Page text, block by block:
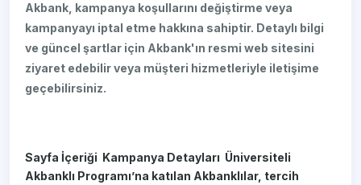
Akbank, kampanya koşullarını değiştirme veya
kampanyayı iptal etme hakkına sahiptir. Detaylı bilgi
ve güncel şartlar için Akbank'ın resmi web sitesini
ziyaret edebilir veya müşteri hizmetleriyle iletişime
geçebilirsiniz.
Sayfa İçeriği ​​​​​​​​​​​​​​​​​​​​​​​​​​ ​​​​​​​​​​​​​​​​Kampanya Detayları ​ ​Ünive​rsiteli
Akbanklı Programı’na katılan Akbanklılar, tercih